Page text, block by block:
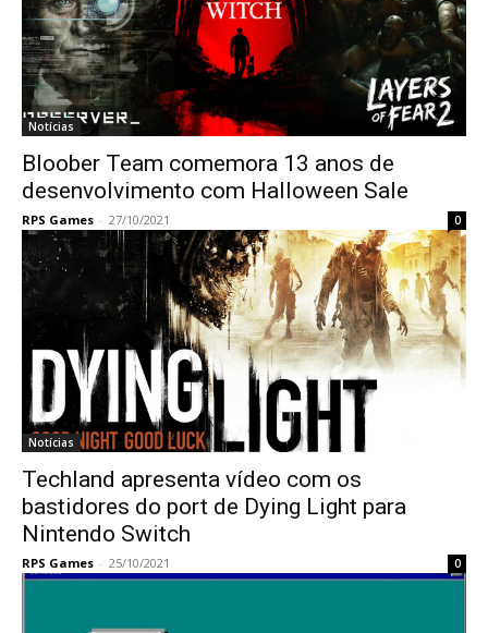
Notícias
Bloober Team comemora 13 anos de
desenvolvimento com Halloween Sale
RPS Games - 27/10/2021 0
Notícias
Techland apresenta vídeo com os
bastidores do port de Dying Light para
Nintendo Switch
RPS Games - 25/10/2021 0